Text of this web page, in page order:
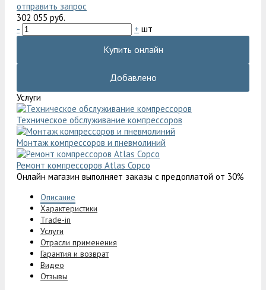
отправить запрос
302 055 руб.
-
+ шт
Купить онлайн
Добавлено
Услуги
Техническое обслуживание компрессоров
Монтаж компрессоров и пневмолиний
Ремонт компрессоров Atlas Copco
Онлайн магазин выполняет заказы с предоплатой от 30%
Описание
Характеристики
Trade-in
Услуги
Отрасли применения
Гарантия и возврат
Видео
Отзывы